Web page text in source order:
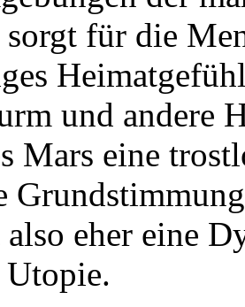
sorgt für die
und andere
Mars eine
eher eine
Utopie.